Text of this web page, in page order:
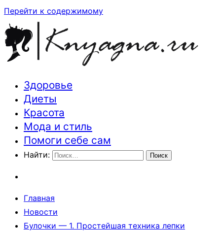
Перейти к содержимому
Траектория здоровья и красоты
Здоровье
Диеты
Красота
Мода и стиль
Помоги себе сам
Найти:
Главная
Новости
Булочки — 1. Простейшая техника лепки